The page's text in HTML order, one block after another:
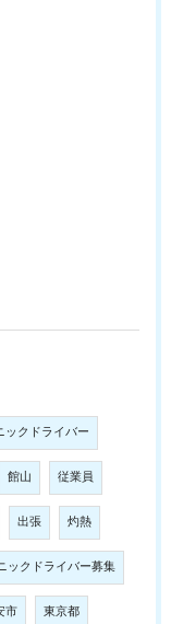
ックドライバー
館山 従業員
出張 灼熱
ックドライバー募集
市 東京都